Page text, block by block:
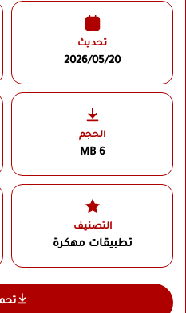
تحديث
2026/05/20
الحجم
6 MB
التصنيف
تطبيقات مهكرة